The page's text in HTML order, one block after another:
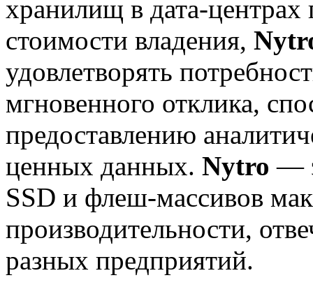
хранилищ в дата-
стоимости владения,
удовлетворять
мгновенного отклика,
предоставлению
ценных данных. Nytro —
SSD и флеш-массивов
производительности,
разных предприятий.